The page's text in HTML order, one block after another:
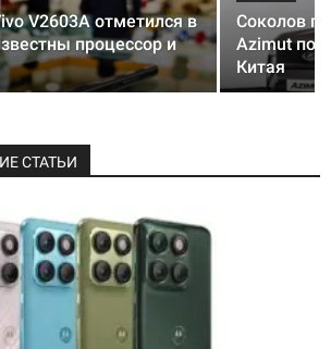
V2603A отметился в
процессор и
Соколов
Azimut
Китая
СТАТЬИ